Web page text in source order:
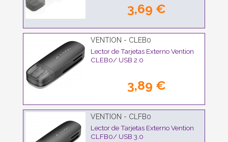
3,69 €
VENTION - CLEB0
Lector de Tarjetas Externo Vention
CLEB0/ USB 2.0
3,89 €
VENTION - CLFB0
Lector de Tarjetas Externo Vention
CLFB0/ USB 3.0